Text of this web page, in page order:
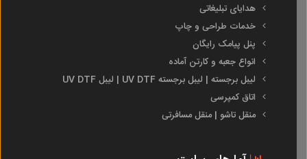
هدایای تبلیغاتی
خدمات طراحی و چاپ
پنل پیامک رایگان
انواع جعبه و کارتن آماده
لیبل برجسته | لیبل برجسته UV DTF | لیبل UV DTF
اتاق کمپرسی
منقل تاشو | منقل مسافرتی